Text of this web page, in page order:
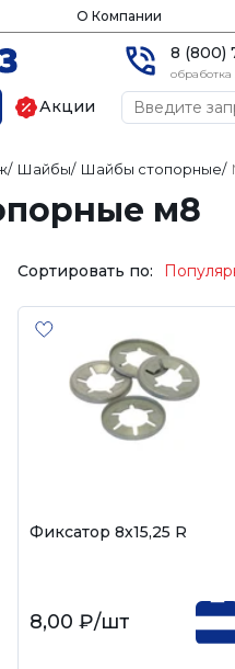
О Компании
8 (800)
обработка
Акции
/ Шайбы/ Шайбы стопорные/
м8
Сортировать по:
Фиксатор 8х15,25 R
8,00 ₽/шт